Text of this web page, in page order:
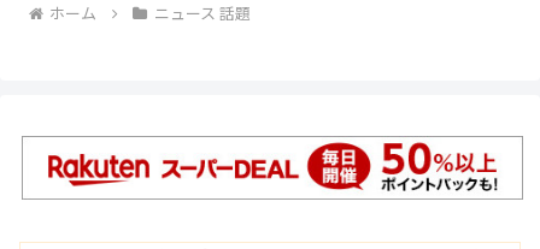
ホーム ニュース 話題